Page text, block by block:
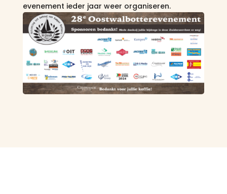
evenement ieder jaar weer organiseren.